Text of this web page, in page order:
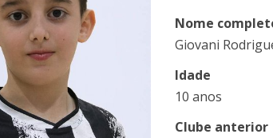
Nome
Giovani
Idade
10 anos
Clube anterior